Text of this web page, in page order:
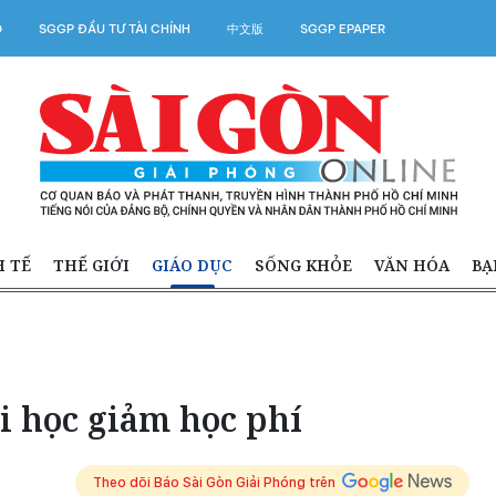
SGGP ĐẦU TƯ TÀI CHÍNH 中文版 SGGP EPAPER
TẾ THẾ GIỚI GIÁO DỤC SỐNG KHỎE VĂN HÓA
giảm học phí
Theo dõi Báo Sài Gòn Giải Phóng trên